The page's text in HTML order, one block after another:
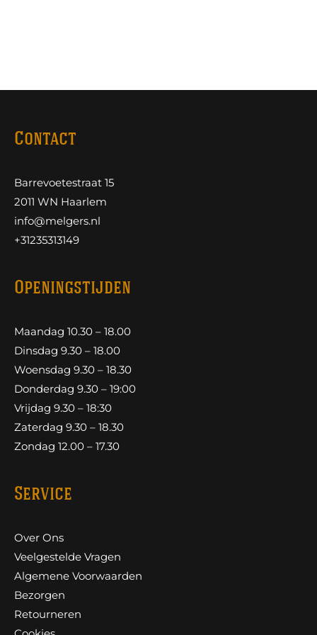
Contact
Barrevoetestraat 15
2011 WN Haarlem
info@melgers.nl
+31235313149
Openingstijden
Maandag 10.30 – 18.00
Dinsdag 9.30 – 18.00
Woensdag 9.30 – 18.30
Donderdag 9.30 – 19:00
Vrijdag 9.30 – 18:30
Zaterdag 9.30 – 18.30
Zondag 12.00 – 17.30
Service
Over Ons
Veelgestelde Vragen
Algemene Voorwaarden
Bezorgen
Retourneren